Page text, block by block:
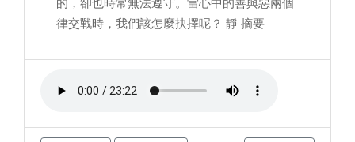
的，卻也時常無法遵守。當心中的善與惡兩個
律交戰時，我們該怎麼抉擇呢？ 靜 摘要